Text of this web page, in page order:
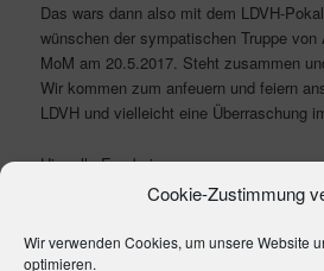
Cookie-Zustimmung
Wir verwenden Cookies, um unsere Website
optimieren.
Das wars dann also mit dem LDVH-
wünschen der sympatischen Truppe
MoM am 20.5.2017. Steht zusammen
Wir kommen zum anfeuern und feiern
LDVH und vielleicht eine Überraschung
Hier alle Ergebnisse:
DVE1 –AOD2 | Legs 21:27 | Sets
DVH1 – AOD1